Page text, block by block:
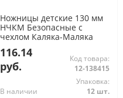
Ножницы детские 130 мм
НЧКМ Безопасные с
чехлом Каляка-Маляка
116.14
руб.
Код товара:
12-138415
В наличии
Упаковка:
12 шт.